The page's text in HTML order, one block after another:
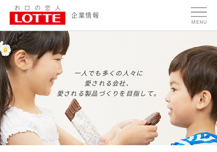
企
業
情
報
企業情報
MENU
一人でも多くの人々に
愛される会社、
愛される製品づくりを目指して。